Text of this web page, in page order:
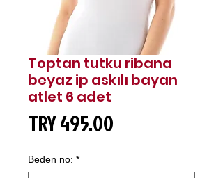
Toptan tutku ribana
beyaz ip askılı bayan
atlet 6 adet
TRY 495.00
Beden no: *